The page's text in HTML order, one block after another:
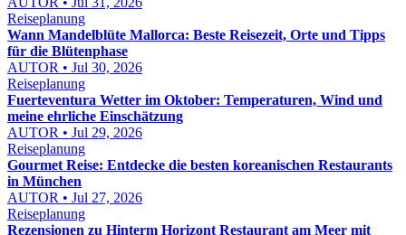
Reiseplanung
Wann Mandelblüte Mallorca: Beste Reisezeit, Orte und Tipps
für die Blütenphase
AUTOR • Jul 30, 2026
Reiseplanung
Fuerteventura Wetter im Oktober: Temperaturen, Wind und
meine ehrliche Einschätzung
AUTOR • Jul 29, 2026
Reiseplanung
Gourmet Reise: Entdecke die besten koreanischen Restaurants
in München
AUTOR • Jul 27, 2026
Reiseplanung
Rezensionen zu Hinterm Horizont Restaurant am Meer mit